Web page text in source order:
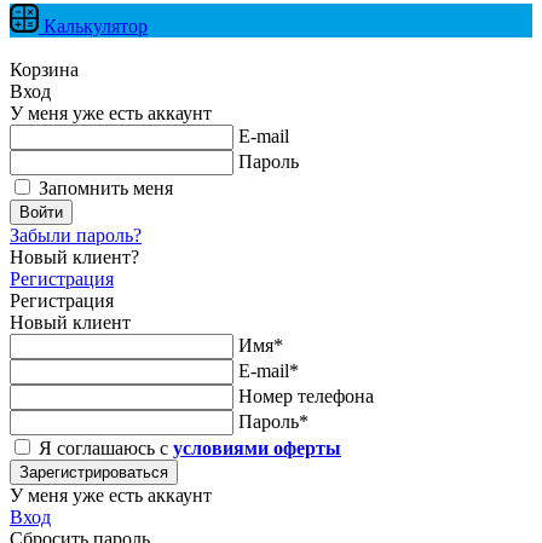
Калькулятор
Корзина
Вход
У меня уже есть аккаунт
E-mail
Пароль
Запомнить меня
Войти
Забыли пароль?
Новый клиент?
Регистрация
Регистрация
Новый клиент
Имя*
E-mail*
Номер телефона
Пароль*
Я соглашаюсь с условиями оферты
Зарегистрироваться
У меня уже есть аккаунт
Вход
Сбросить пароль